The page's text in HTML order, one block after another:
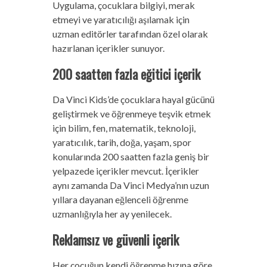
Uygulama, çocuklara bilgiyi, merak
etmeyi ve yaratıcılığı aşılamak için
uzman editörler tarafından özel olarak
hazırlanan içerikler sunuyor.
200 saatten fazla eğitici içerik
Da Vinci Kids’de çocuklara hayal gücünü
geliştirmek ve öğrenmeye teşvik etmek
için bilim, fen, matematik, teknoloji,
yaratıcılık, tarih, doğa, yaşam, spor
konularında 200 saatten fazla geniş bir
yelpazede içerikler mevcut. İçerikler
aynı zamanda Da Vinci Medya’nın uzun
yıllara dayanan eğlenceli öğrenme
uzmanlığıyla her ay yenilecek.
Reklamsız ve güvenli içerik